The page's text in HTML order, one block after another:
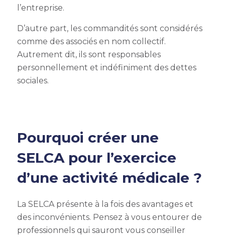
l’entreprise.
D’autre part, les commandités sont considérés
comme des associés en nom collectif.
Autrement dit, ils sont responsables
personnellement et indéfiniment des dettes
sociales.
Pourquoi créer une
SELCA pour l’exercice
d’une activité médicale ?
La SELCA présente à la fois des avantages et
des inconvénients. Pensez à vous entourer de
professionnels qui sauront vous conseiller